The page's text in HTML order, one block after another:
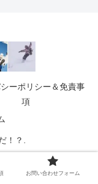
ーポリシー＆免責事
項
！？.
お問い合わせフォーム